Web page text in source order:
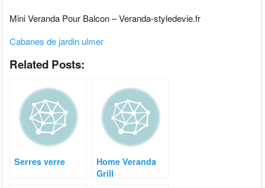
Mini Veranda Pour Balcon – Veranda-styledevie.fr
Cabanes de jardin ulmer
Related Posts:
Serres verre
Home Veranda
Grill